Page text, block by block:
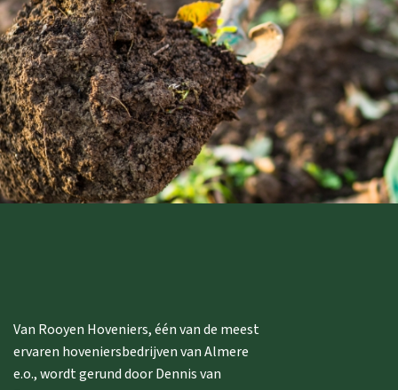
Van Rooyen Hoveniers, één van de meest
ervaren hoveniersbedrijven van Almere
e.o., wordt gerund door Dennis van